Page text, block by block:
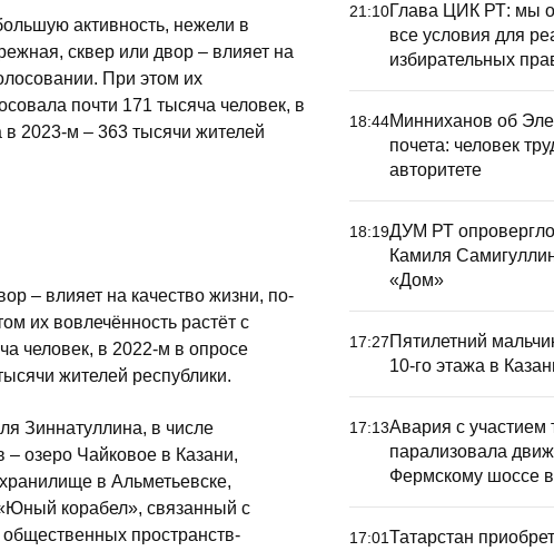
активность, нежели в
сквер или двор – влияет на
При этом их
почти 171 тысяча человек, в
в 2023-м – 363 тысячи жителей
– влияет на качество жизни, по­
их вовлечённость растёт с
человек, в ­2022-м в опросе
жителей республики.
Зиннатуллина, в числе
– озеро Чайковое в Казани,
в Альметьевске,
корабел», связанный с
пространств-
21:10Глава ЦИК РТ: мы
все условия для
избирательных
18:44Минниханов об
почета: человек
авторитете
18:19ДУМ РТ
Камиля
«Дом»
17:27Пятилетний
10-го этажа в
17:13Авария с участием
парализовала
Фермскому шоссе
17:01Татарстан